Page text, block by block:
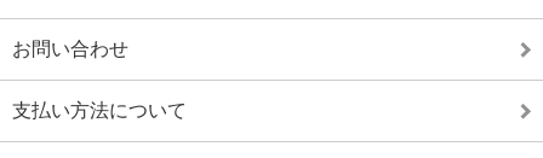
お問い合わせ
支払い方法について